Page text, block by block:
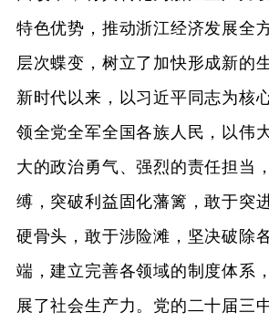
特色优势，推动浙江经济发展全
层次蝶变，树立了加快形成新的
新时代以来，以习近平同志为核
领全党全军全国各族人民，以伟
大的政治勇气、强烈的责任担当
缚，突破利益固化藩篱，敢于突
硬骨头，敢于涉险滩，坚决破除
端，建立完善各领域的制度体系
展了社会生产力。党的二十届三